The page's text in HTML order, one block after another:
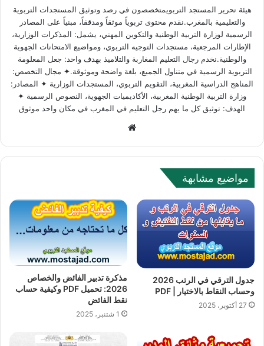
هيئة تحرير المستجد التربويمتخصصون في رصد وتوثيق المستجدات التربوية
والتعليمية بالمغرب.نقدم محتوى تربوياً موثقاً ومدققاً، مبنياً على المصادر
الرسمية لوزارة التربية الوطنية والتكوين المهني، يشمل: المذكرات الوزارية،
الإطارات المرجعية، مستجدات التوجيه التربوي، ومواضيع الامتحانات الجهوية
والوطنية.نخدم رجال التعليم المغاربة والتلاميذ بهدف واحد: جعل المعلومة
التربوية الرسمية في متناول الجميع، بلغة واضحة وموثوقة.✦ مجال التخصص:
المناهج الدراسية المغربية، التقويم التربوي، المستجدات الوزارية ✦ المصادر:
وزارة التربية الوطنية المغربية، الأكاديميات الجهوية، النصوص الرسمية ✦
الهدف: توثيق كل ما يهم رجل التعليم في المغرب في مكان واحد موثوق
مواضيع مشابهة
جدول الترقي في الرتب 2026
وحساب النقاط بالاختيار | PDF
27 أكتوبر، 2025
مذكرة تدبير الفائض والخصاص
2026: تحميل PDF وكيفية حساب
نقط الفائض
1 شتنبر، 2025